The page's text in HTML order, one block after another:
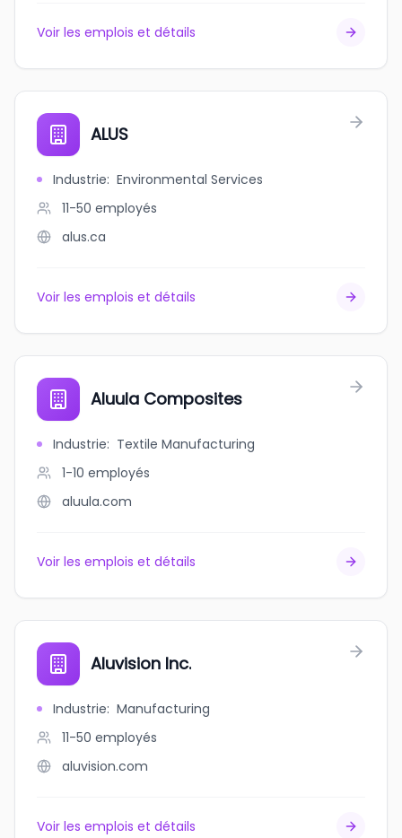
Voir les emplois et détails
ALUS
Industrie: Environmental Services
11-50 employés
alus.ca
Voir les emplois et détails
Aluula Composites
Industrie: Textile Manufacturing
1-10 employés
aluula.com
Voir les emplois et détails
Aluvision Inc.
Industrie: Manufacturing
11-50 employés
aluvision.com
Voir les emplois et détails